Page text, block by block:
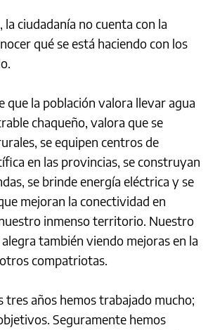
la ciudadanía no cuenta con la
qué se está haciendo con los
que la población valora llevar agua
chaqueño, valora que se
se equipen centros de
en las provincias, se construyan
se brinde energía eléctrica y se
mejoran la conectividad en
inmenso territorio. Nuestro
también viendo mejoras en la
compatriotas.
tres años hemos trabajado mucho;
Seguramente hemos